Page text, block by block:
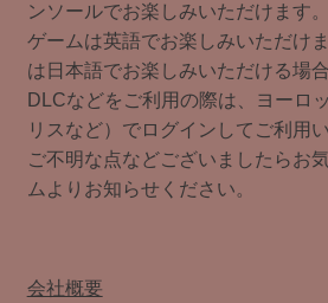
ンソールでお楽しみいただけます。
ゲームは英語でお楽しみいただけ
は日本語でお楽しみいただける場
DLCなどをご利用の際は、ヨーロ
リスなど）でログインしてご利用
ご不明な点などございましたらお
ムよりお知らせください。
会社概要